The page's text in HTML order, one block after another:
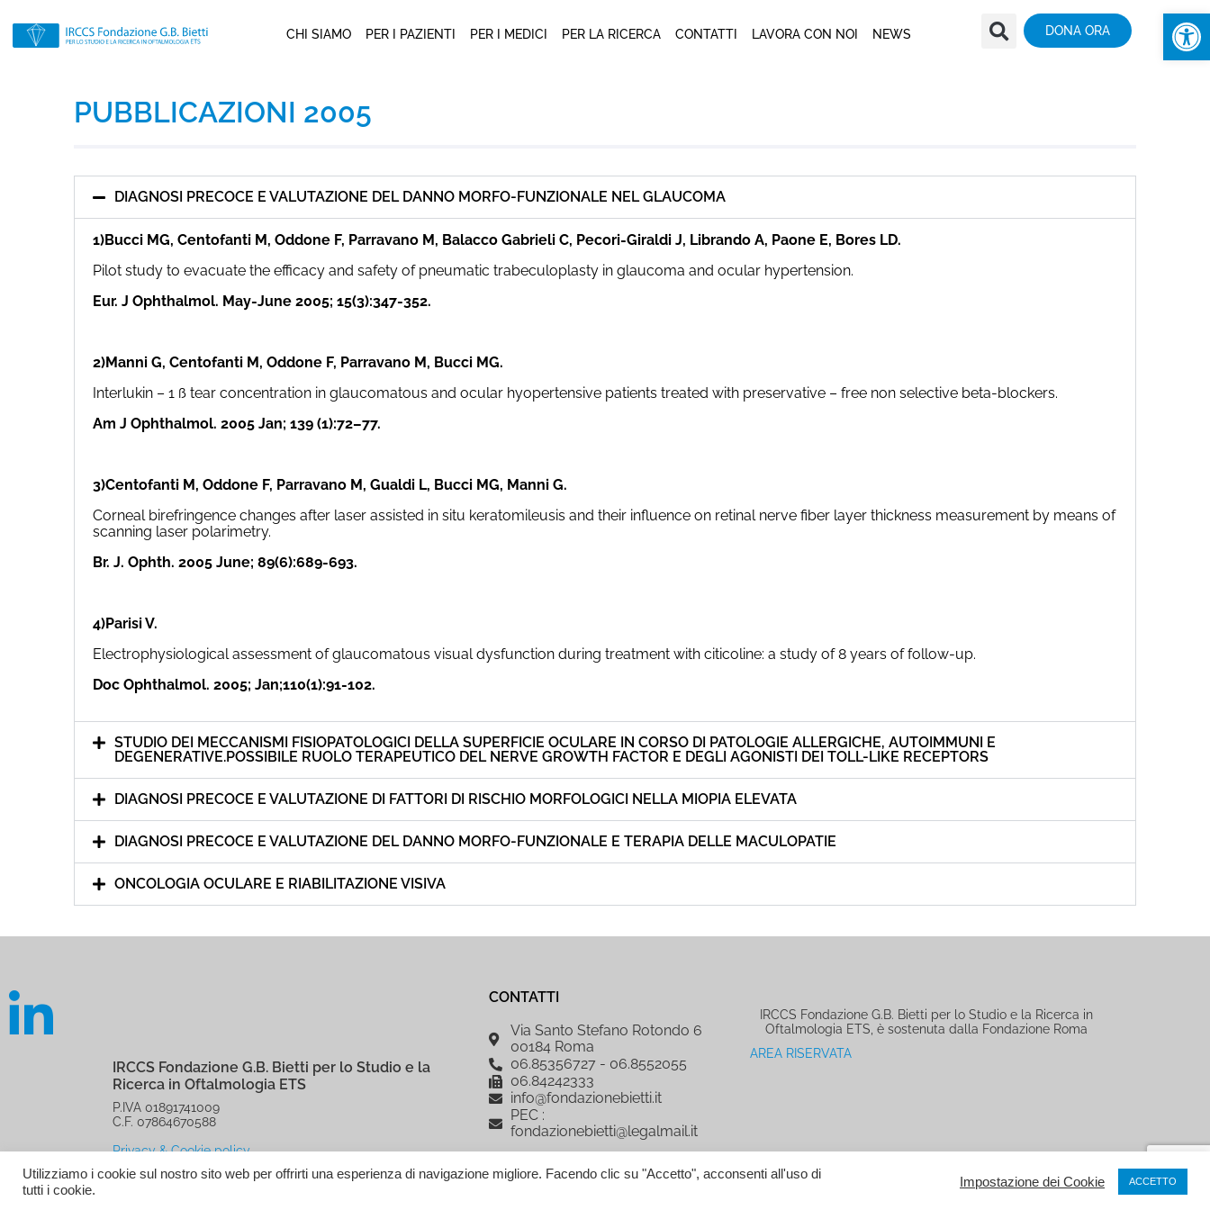
CHI SIAMO PER I PAZIENTI PER I MEDICI PER LA RICERCA CONTATTI LAVORA CON NOI NEWS DONA ORA
PUBBLICAZIONI 2005
DIAGNOSI PRECOCE E VALUTAZIONE DEL DANNO MORFO-FUNZIONALE NEL GLAUCOMA
1)Bucci MG, Centofanti M, Oddone F, Parravano M, Balacco Gabrieli C, Pecori-Giraldi J, Librando A, Paone E, Bores LD.
Pilot study to evacuate the efficacy and safety of pneumatic trabeculoplasty in glaucoma and ocular hypertension.
Eur. J Ophthalmol. May-June 2005; 15(3):347-352.
2)Manni G, Centofanti M, Oddone F, Parravano M, Bucci MG.
Interlukin – 1 ß tear concentration in glaucomatous and ocular hyopertensive patients treated with preservative – free non selective beta-blockers.
Am J Ophthalmol. 2005 Jan; 139 (1):72–77.
3)Centofanti M, Oddone F, Parravano M, Gualdi L, Bucci MG, Manni G.
Corneal birefringence changes after laser assisted in situ keratomileusis and their influence on retinal nerve fiber layer thickness measurement by means of
scanning laser polarimetry.
Br. J. Ophth. 2005 June; 89(6):689-693.
4)Parisi V.
Electrophysiological assessment of glaucomatous visual dysfunction during treatment with citicoline: a study of 8 years of follow-up.
Doc Ophthalmol. 2005; Jan;110(1):91-102.
STUDIO DEI MECCANISMI FISIOPATOLOGICI DELLA SUPERFICIE OCULARE IN CORSO DI PATOLOGIE ALLERGICHE, AUTOIMMUNI E
DEGENERATIVE.POSSIBILE RUOLO TERAPEUTICO DEL NERVE GROWTH FACTOR E DEGLI AGONISTI DEI TOLL-LIKE RECEPTORS
DIAGNOSI PRECOCE E VALUTAZIONE DI FATTORI DI RISCHIO MORFOLOGICI NELLA MIOPIA ELEVATA
DIAGNOSI PRECOCE E VALUTAZIONE DEL DANNO MORFO-FUNZIONALE E TERAPIA DELLE MACULOPATIE
ONCOLOGIA OCULARE E RIABILITAZIONE VISIVA
IRCCS Fondazione G.B. Bietti per lo Studio e la
Ricerca in Oftalmologia ETS
P.IVA 01891741009
C.F. 07864670588
Privacy & Cookie policy
CONTATTI
Via Santo Stefano Rotondo 6
00184 Roma
06.85356727 - 06.8552055
06.84242333
info@fondazionebietti.it
PEC :
fondazionebietti@legalmail.it
IRCCS Fondazione G.B. Bietti per lo Studio e la Ricerca in
Oftalmologia ETS, è sostenuta dalla Fondazione Roma
AREA RISERVATA
Utilizziamo i cookie sul nostro sito web per offrirti una esperienza di navigazione migliore. Facendo clic su "Accetto", acconsenti all'uso di
tutti i cookie.
Impostazione dei Cookie ACCETTO